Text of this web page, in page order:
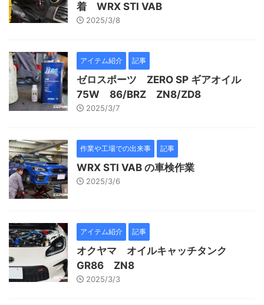
着 WRX STI VAB
2025/3/8
アイテム紹介 記事
ゼロスポーツ ZERO SP ギアオイル
75W 86/BRZ ZN8/ZD8
2025/3/7
作業や工場での出来事 記事
WRX STI VAB の車検作業
2025/3/6
アイテム紹介 記事
オクヤマ オイルキャッチタンク
GR86 ZN8
2025/3/3